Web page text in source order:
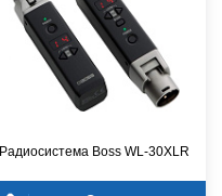
Радиосистема Boss WL-30XLR